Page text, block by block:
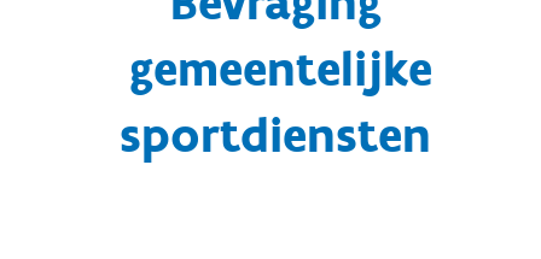
gemeentelijke
sportdiensten